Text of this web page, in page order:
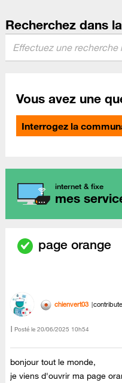
Recherchez dans
Vous avez une
Interrogez la
internet & fixe
mes
page orange
chienvert03
Posté le ‎20/06/2025 10h54
bonjour tout le monde,
je viens d'ouvrir ma page